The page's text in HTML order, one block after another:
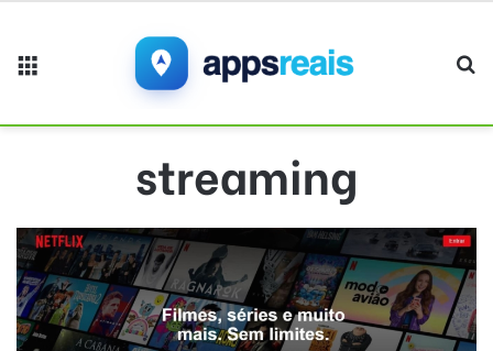
streaming